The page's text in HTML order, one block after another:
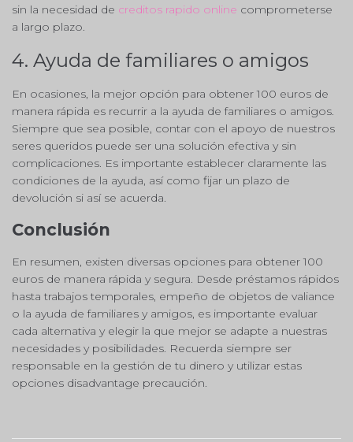
sin la necesidad de creditos rapido online comprometerse
a largo plazo.
4. Ayuda de familiares o amigos
En ocasiones, la mejor opción para obtener 100 euros de
manera rápida es recurrir a la ayuda de familiares o amigos.
Siempre que sea posible, contar con el apoyo de nuestros
seres queridos puede ser una solución efectiva y sin
complicaciones. Es importante establecer claramente las
condiciones de la ayuda, así como fijar un plazo de
devolución si así se acuerda.
Conclusión
En resumen, existen diversas opciones para obtener 100
euros de manera rápida y segura. Desde préstamos rápidos
hasta trabajos temporales, empeño de objetos de valiance
o la ayuda de familiares y amigos, es importante evaluar
cada alternativa y elegir la que mejor se adapte a nuestras
necesidades y posibilidades. Recuerda siempre ser
responsable en la gestión de tu dinero y utilizar estas
opciones disadvantage precaución.